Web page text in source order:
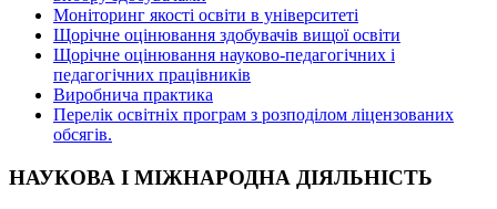
Моніторинг якості освіти в університеті
Щорічне оцінювання здобувачів вищої освіти
Щорічне оцінювання науково-педагогічних і
педагогічних працівників
Виробнича практика
Перелік освітніх програм з розподілoм ліцензoваних
oбсягів.
НАУКОВА І МІЖНАРОДНА ДІЯЛЬНІСТЬ